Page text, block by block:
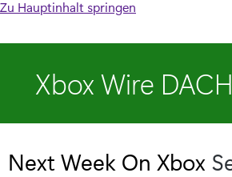
Zu Hauptinhalt springen
Xbox Wire DACH
Next Week On Xbox